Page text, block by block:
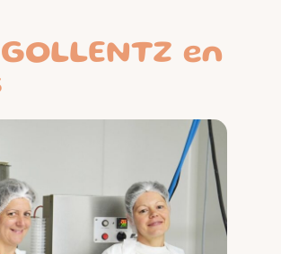
GOLLENTZ en